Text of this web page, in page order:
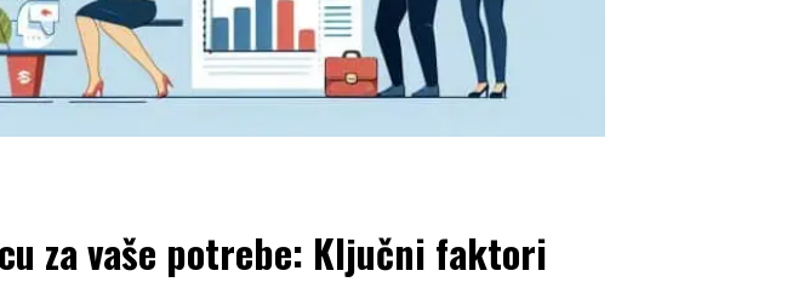
za vaše potrebe: Ključni faktori